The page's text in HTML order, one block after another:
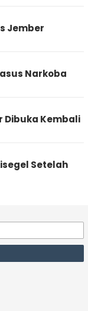
Jember
Narkoba
Dibuka Kembali
Setelah